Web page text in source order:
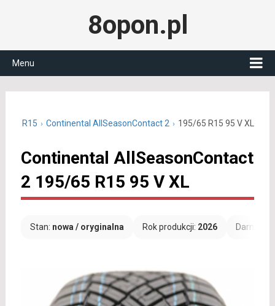
8opon.pl
Menu
65 R15 Continental AllSeasonContact 2 195/65 R15 95 V XL
Continental AllSeasonContact
2 195/65 R15 95 V XL
Stan: nowa / oryginalna Rok produkcji: 2026